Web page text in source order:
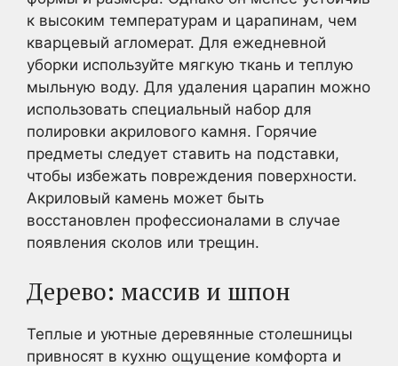
к высоким температурам и царапинам, чем
кварцевый агломерат. Для ежедневной
уборки используйте мягкую ткань и теплую
мыльную воду. Для удаления царапин можно
использовать специальный набор для
полировки акрилового камня. Горячие
предметы следует ставить на подставки,
чтобы избежать повреждения поверхности.
Акриловый камень может быть
восстановлен профессионалами в случае
появления сколов или трещин.
Дерево: массив и шпон
Теплые и уютные деревянные столешницы
привносят в кухню ощущение комфорта и